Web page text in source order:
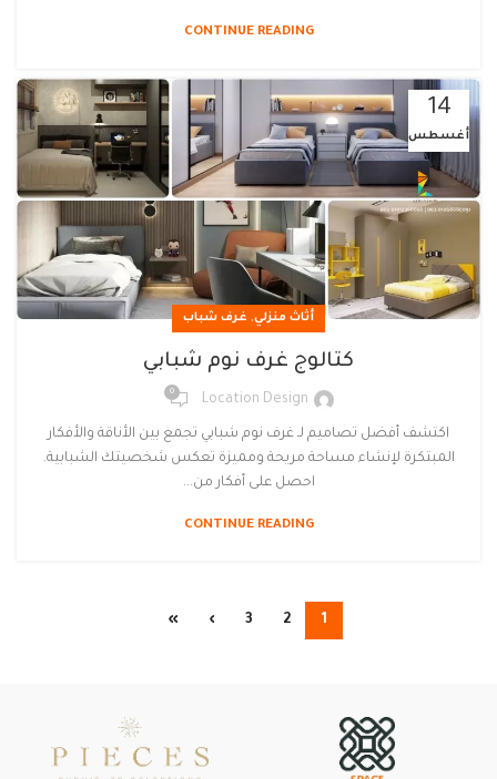
CONTINUE READING
14
أغسطس
أثاث منزلي, غرف شباب
كتالوج غرف نوم شبابي
Location Design
0
اكتشف أفضل تصاميم لـ غرف نوم شبابي تجمع بين الأناقة والأفكار
المبتكرة لإنشاء مساحة مريحة ومميزة تعكس شخصيتك الشبابية.
احصل على أفكار من...
CONTINUE READING
1
2
3
›
»